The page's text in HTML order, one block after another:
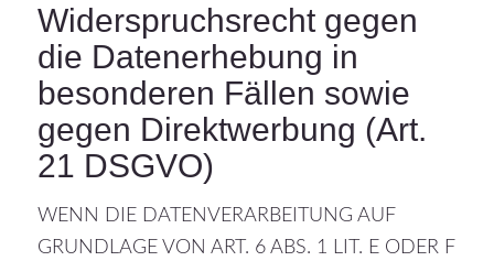
Widerspruchsrecht gegen
die Datenerhebung in
besonderen Fällen sowie
gegen Direktwerbung (Art.
21 DSGVO)
WENN DIE DATENVERARBEITUNG AUF
GRUNDLAGE VON ART. 6 ABS. 1 LIT. E ODER F